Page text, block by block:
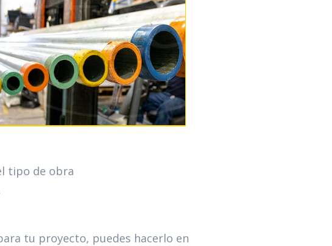
tipo de obra
tu proyecto, puedes hacerlo en